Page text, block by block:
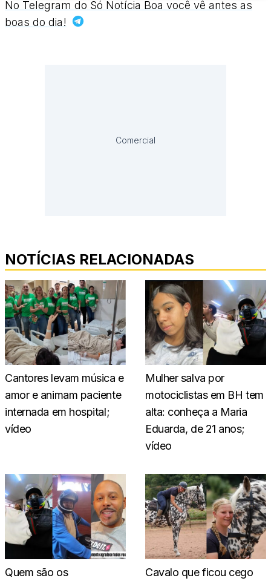
No Telegram do Só Notícia Boa você vê antes as
boas do dia!
Comercial
NOTÍCIAS RELACIONADAS
Cantores levam música e
amor e animam paciente
internada em hospital;
vídeo
Mulher salva por
motociclistas em BH tem
alta: conheça a Maria
Eduarda, de 21 anos;
vídeo
Quem são os
Cavalo que ficou cego